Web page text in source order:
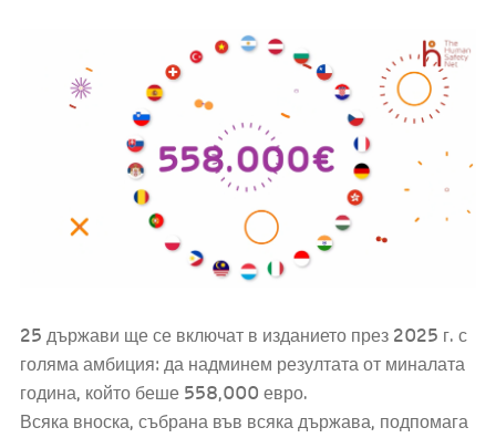
25 държави ще се включат в изданието през 2025 г. с
голяма амбиция: да надминем резултата от миналата
година, който беше 558,000 евро.
Всяка вноска, събрана във всяка държава, подпомага